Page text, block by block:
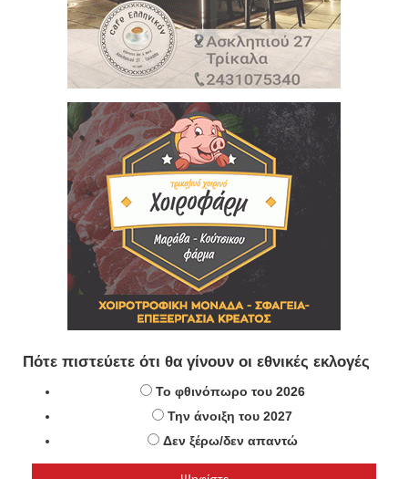
Πότε πιστεύετε ότι θα γίνουν οι εθνικές εκλογές
Το φθινόπωρο του 2026
Την άνοιξη του 2027
Δεν ξέρω/δεν απαντώ